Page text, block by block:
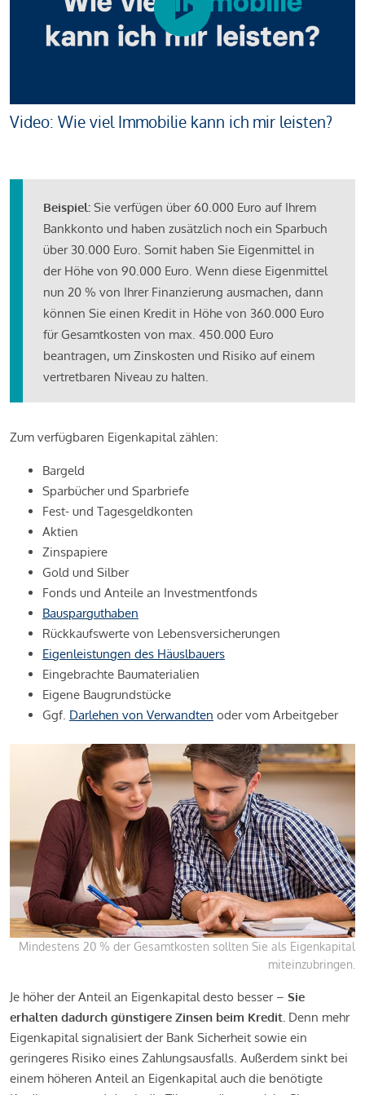
Video: Wie viel Immobilie kann ich mir leisten?
Beispiel: Sie verfügen über 60.000 Euro auf Ihrem
Bankkonto und haben zusätzlich noch ein Sparbuch
über 30.000 Euro. Somit haben Sie Eigenmittel in
der Höhe von 90.000 Euro. Wenn diese Eigenmittel
nun 20 % von Ihrer Finanzierung ausmachen, dann
können Sie einen Kredit in Höhe von 360.000 Euro
für Gesamtkosten von max. 450.000 Euro
beantragen, um Zinskosten und Risiko auf einem
vertretbaren Niveau zu halten.
Zum verfügbaren Eigenkapital zählen:
Bargeld
Sparbücher und Sparbriefe
Fest- und Tagesgeldkonten
Aktien
Zinspapiere
Gold und Silber
Fonds und Anteile an Investmentfonds
Bausparguthaben
Rückkaufswerte von Lebensversicherungen
Eigenleistungen des Häuslbauers
Eingebrachte Baumaterialien
Eigene Baugrundstücke
Ggf. Darlehen von Verwandten oder vom Arbeitgeber
Mindestens 20 % der Gesamtkosten sollten Sie als Eigenkapital
miteinzubringen.
Je höher der Anteil an Eigenkapital desto besser – Sie
erhalten dadurch günstigere Zinsen beim Kredit. Denn mehr
Eigenkapital signalisiert der Bank Sicherheit sowie ein
geringeres Risiko eines Zahlungsausfalls. Außerdem sinkt bei
einem höheren Anteil an Eigenkapital auch die benötigte